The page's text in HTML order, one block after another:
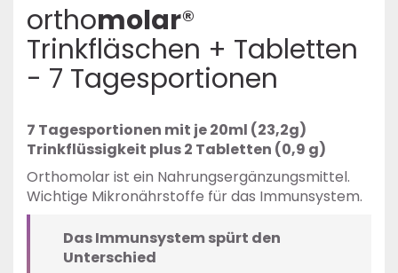
orthomolar®
Trinkfläschen + Tabletten
- 7 Tagesportionen
7 Tagesportionen mit je 20ml (23,2g)
Trinkflüssigkeit plus 2 Tabletten (0,9 g)
Orthomolar ist ein Nahrungsergänzungsmittel.
Wichtige Mikronährstoffe für das Immunsystem.
Das Immunsystem spürt den
Unterschied